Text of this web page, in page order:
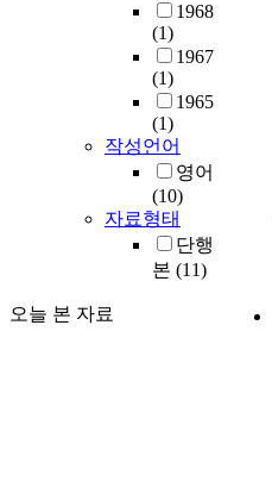
1968
(1)
1967
(1)
1965
(1)
작성언어
영어
(10)
자료형태
단행
본 (11)
오늘 본 자료